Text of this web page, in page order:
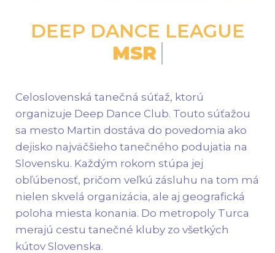
DEEP DANCE LEAGUE
organizuje Deep Dance Club. Touto súťažou
sa mesto Martin dostáva do povedomia ako
dejisko najväčšieho tanečného podujatia na
Slovensku. Každým rokom stúpa jej
obľúbenosť, pričom veľkú zásluhu na tom má
nielen skvelá organizácia, ale aj geografická
poloha miesta konania. Do metropoly Turca
merajú cestu tanečné kluby zo všetkých
kútov Slovenska.
Rok 2026 je už pätnástym ročníkom